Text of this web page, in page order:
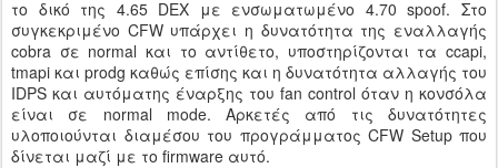
το δικό της 4.65 DEX με ενσωματωμένο 4.70 spoof. Στο
συγκεκριμένο CFW υπάρχει η δυνατότητα της εναλλαγής
cobra σε normal και το αντίθετο, υποστηρίζονται τα ccapi,
tmapi και prodg καθώς επίσης και η δυνατότητα αλλαγής του
IDPS και αυτόματης έναρξης του fan control όταν η κονσόλα
είναι σε normal mode. Αρκετές από τις δυνατότητες
υλοποιούνται διαμέσου του προγράμματος CFW Setup που
δίνεται μαζί με το firmware αυτό.